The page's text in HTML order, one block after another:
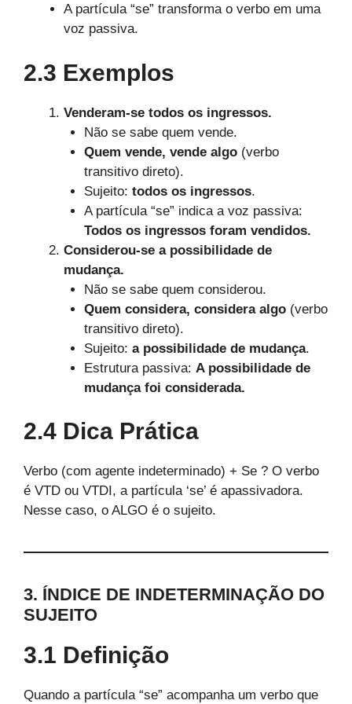
A partícula “se” transforma o verbo em uma
voz passiva.
2.3 Exemplos
Venderam-se todos os ingressos.
Não se sabe quem vende.
Quem vende, vende algo(verbo
transitivo direto).
Sujeito: todos os ingressos.
A partícula “se” indica a voz passiva:
Todos os ingressos foram vendidos.
Considerou-se a possibilidade de
mudança.
Não se sabe quem considerou.
Quem considera, considera algo(verbo
transitivo direto).
Sujeito: a possibilidade de mudança.
Estrutura passiva: A possibilidade de
mudança foi considerada.
2.4 Dica Prática
Verbo (com agente indeterminado) + Se ? O verbo
é VTD ou VTDI, a partícula ‘se’ é apassivadora.
Nesse caso, o ALGO é o sujeito.
3. ÍNDICE DE INDETERMINAÇÃO DO
SUJEITO
3.1 Definição
Quando a partícula “se” acompanha um verbo que